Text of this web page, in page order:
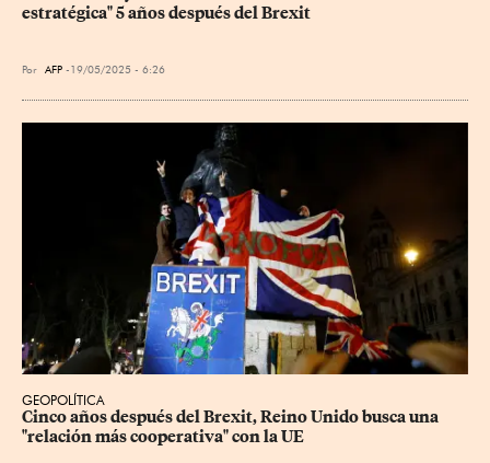
estratégica" 5 años después del Brexit
Por AFP 19/05/2025 - 6:26
GEOPOLÍTICA
Cinco años después del Brexit, Reino Unido busca una
"relación más cooperativa" con la UE